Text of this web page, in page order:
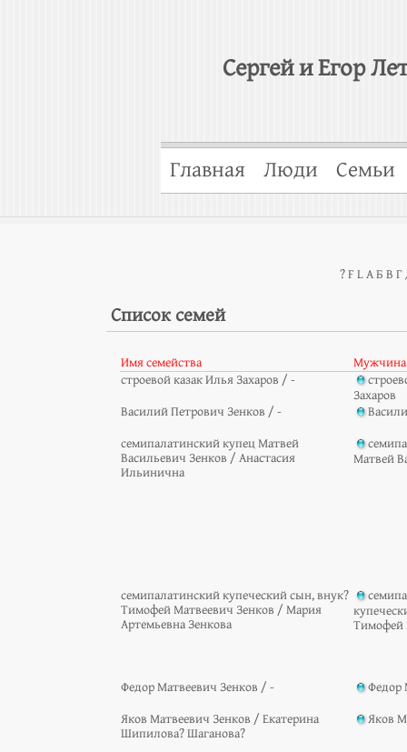
Сергей и Егор
Главная Люди Семьи
?F LАБ В Г
Список семей
Имя семейства
Мужчина
строевой казак Илья Захаров / -
Захаров
Василий Петрович Зенков / -
семипалатинский купец Матвей
Васильевич Зенков / Анастасия
Ильинична
Матвей
семипалатинский купеческий сын, внук?
Тимофей Матвеевич Зенков / Мария
Артемьевна Зенкова
Тимофей
Федор Матвеевич Зенков / - Федор
Яков Матвеевич Зенков / Екатерина
Шипилова? Шаганова?
Яков